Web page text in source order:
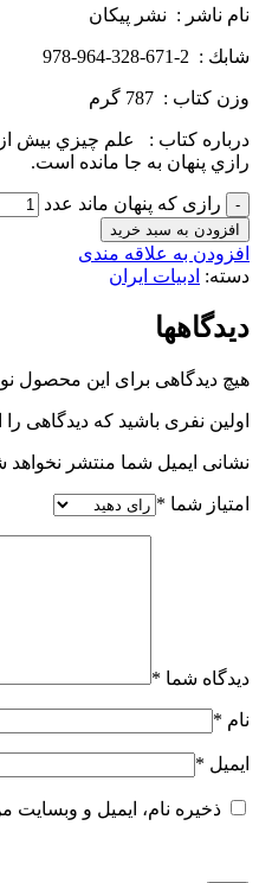
نام ناشر : نشر پيكان
شابك : 2-671-328-964-978
وزن كتاب : 787 گرم
درباره كتاب : علم چيزي بيش
رازي پنهان به جا مانده است.
رازی که پنهان ماند عدد
افزودن به سبد خرید
افزودن به علاقه مندی
دسته: ادبیات ایران
دیدگاهها
هیچ دیدگاهی برای این محصول
اولین نفری باشید که دیدگاهی
نشانی ایمیل شما منتشر نخواهد
امتیاز شما *
دیدگاه شما *
نام *
ایمیل *
ذخیره نام، ایمیل و وبسایت